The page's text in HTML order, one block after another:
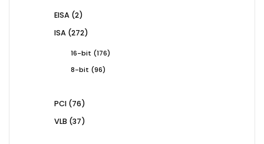
EISA 22
ISA 272272
16-bit 176176
8-bit
9696
PCI 7676
VLB 3737